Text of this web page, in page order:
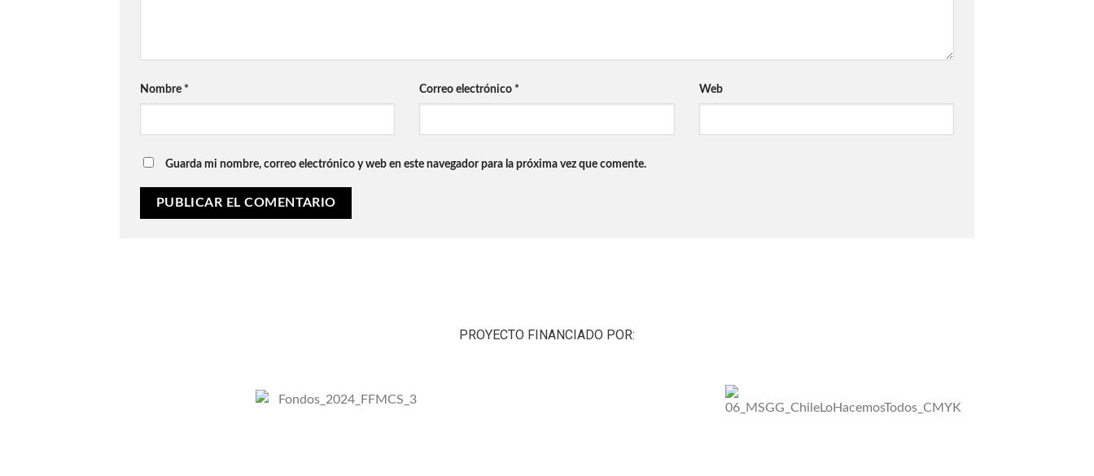
Nombre * Correo electrónico * Web
Guarda mi nombre, correo electrónico y web en este navegador para la próxima vez que comente.
PROYECTO FINANCIADO POR: